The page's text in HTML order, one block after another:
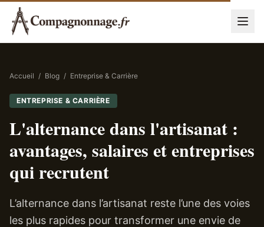
Accueil / Blog / Entreprise & Carrière
ENTREPRISE & CARRIÈRE
L'alternance dans l'artisanat :
avantages, salaires et entreprises
qui recrutent
L’alternance dans l’artisanat reste l’une des voies
les plus rapides pour transformer une envie de